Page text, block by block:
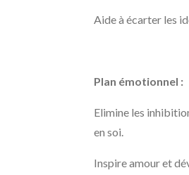
Aide à écarter les
Plan émotionnel :
Elimine les
en soi.
Inspire amour et